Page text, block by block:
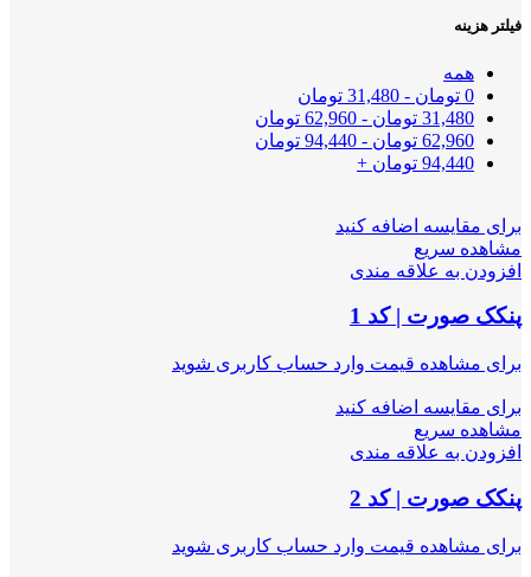
فیلتر هزینه
همه
0 تومان -
31,480 تومان
31,480 تومان -
62,960 تومان
62,960 تومان -
94,440 تومان
94,440 تومان +
برای مقایسه اضافه کنید
مشاهده سریع
افزودن به علاقه مندی
پنکک صورت | کد 1
برای مشاهده قیمت وارد حساب کاربری شوید
برای مقایسه اضافه کنید
مشاهده سریع
افزودن به علاقه مندی
پنکک صورت | کد 2
برای مشاهده قیمت وارد حساب کاربری شوید